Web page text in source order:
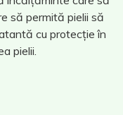
să permită pielii să
cu protecție în
pielii.